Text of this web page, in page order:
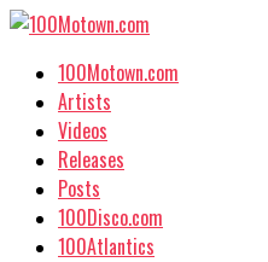
100Motown.com
Artists
Videos
Releases
Posts
100Disco.com
100Atlantics